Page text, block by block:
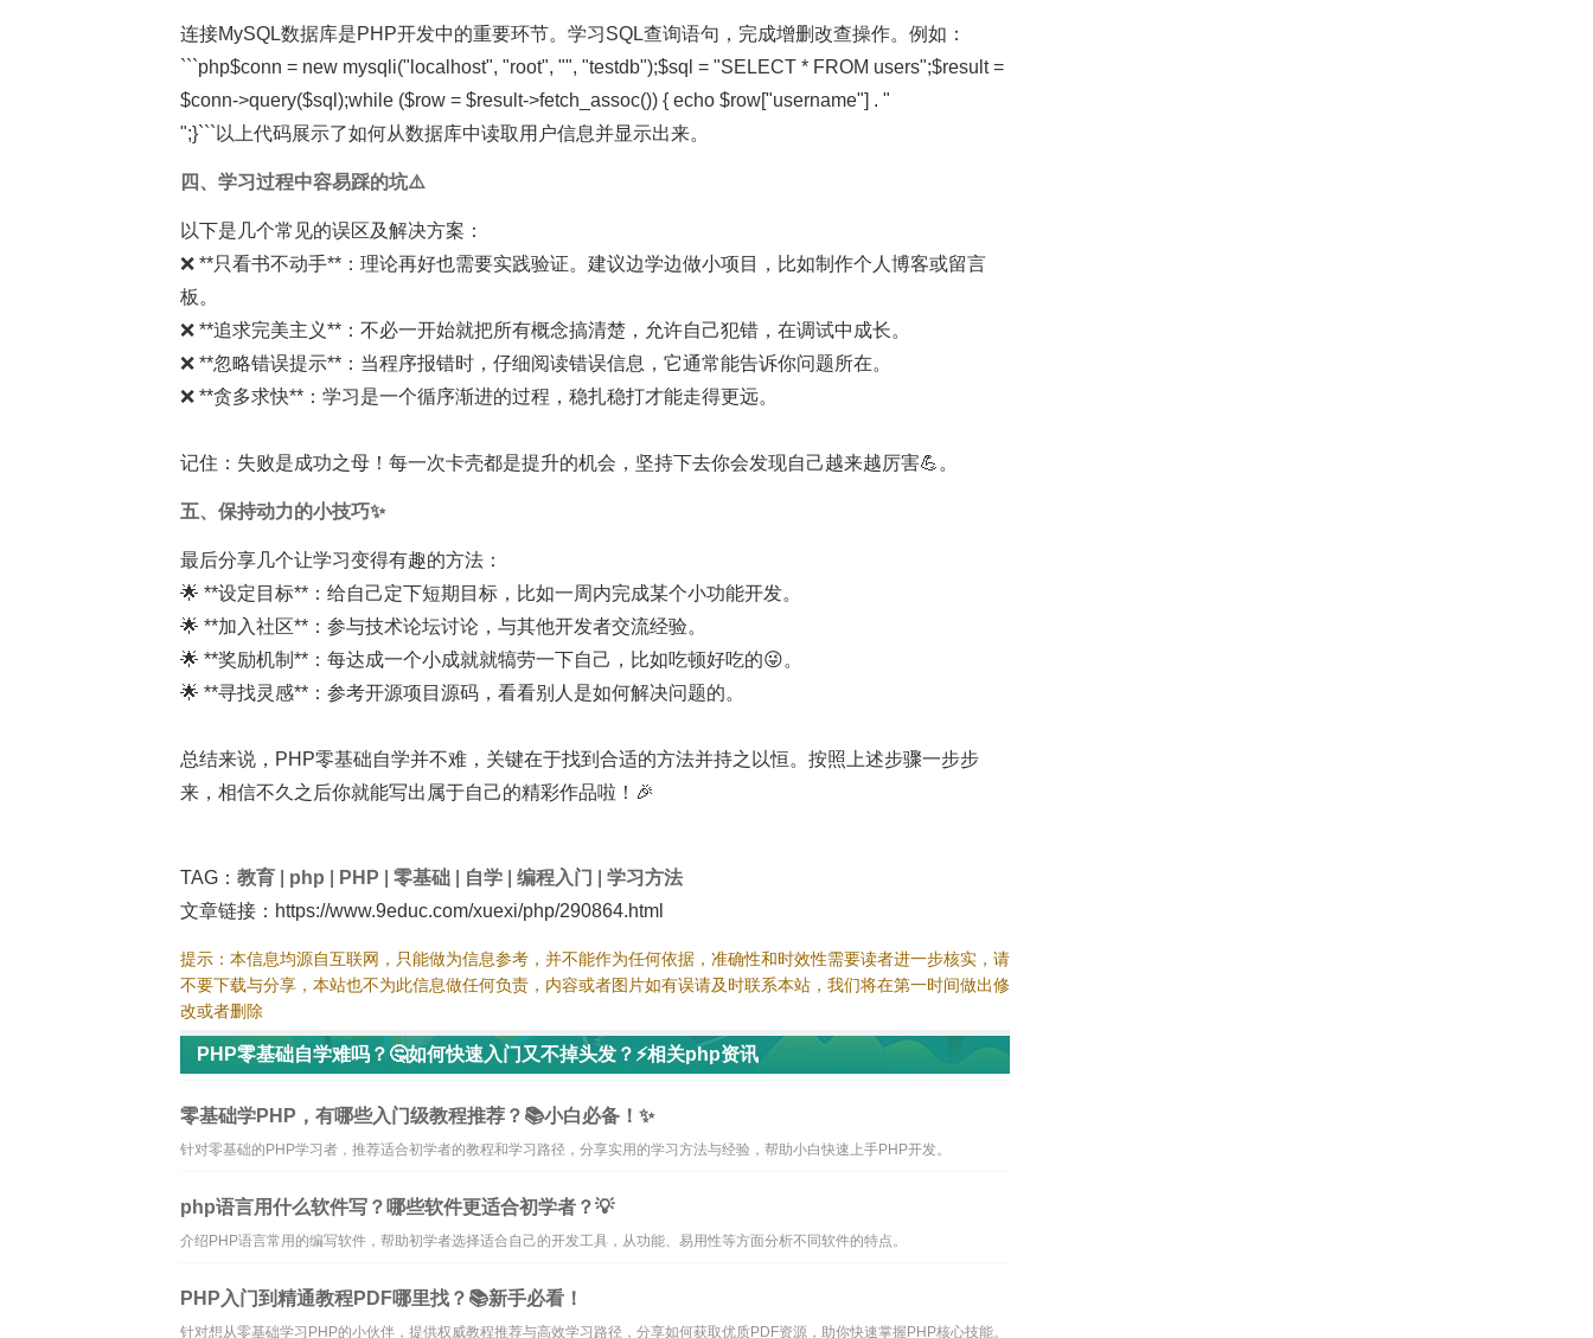
连接MySQL数据库是PHP开发中的重要环节。学习SQL查询语句，完成增删改查操作。例如：
```php$conn = new mysqli("localhost", "root", "", "testdb");$sql = "SELECT * FROM users";$result =
$conn->query($sql);while ($row = $result->fetch_assoc()) { echo $row["username"] . "
";}```以上代码展示了如何从数据库中读取用户信息并显示出来。
四、学习过程中容易踩的坑⚠️
以下是几个常见的误区及解决方案：
❌ **只看书不动手**：理论再好也需要实践验证。建议边学边做小项目，比如制作个人博客或留言
板。
❌ **追求完美主义**：不必一开始就把所有概念搞清楚，允许自己犯错，在调试中成长。
❌ **忽略错误提示**：当程序报错时，仔细阅读错误信息，它通常能告诉你问题所在。
❌ **贪多求快**：学习是一个循序渐进的过程，稳扎稳打才能走得更远。
记住：失败是成功之母！每一次卡壳都是提升的机会，坚持下去你会发现自己越来越厉害💪。
五、保持动力的小技巧✨
最后分享几个让学习变得有趣的方法：
🌟 **设定目标**：给自己定下短期目标，比如一周内完成某个小功能开发。
🌟 **加入社区**：参与技术论坛讨论，与其他开发者交流经验。
🌟 **奖励机制**：每达成一个小成就就犒劳一下自己，比如吃顿好吃的😜。
🌟 **寻找灵感**：参考开源项目源码，看看别人是如何解决问题的。
总结来说，PHP零基础自学并不难，关键在于找到合适的方法并持之以恒。按照上述步骤一步步
来，相信不久之后你就能写出属于自己的精彩作品啦！🎉
TAG： 教育 php PHP 零基础 自学 编程入门
学习方法
文章链接：https://www.9educ.com/xuexi/php/290864.html
提示：本信息均源自互联网，只能做为信息参考，并不能作为任何依据，准确性和时效性需要读者进一步核实，请
不要下载与分享，本站也不为此信息做任何负责，内容或者图片如有误请及时联系本站，我们将在第一时间做出修
改或者删除
PHP零基础自学难吗？🤔如何快速入门又不掉头发？⚡相关php资讯
零基础学PHP，有哪些入门级教程推荐？📚小白必备！✨
针对零基础的PHP学习者，推荐适合初学者的教程和学习路径，分享实用的学习方法与经验，帮助小白快速上手PHP开发。
php语言用什么软件写？哪些软件更适合初学者？💡
介绍PHP语言常用的编写软件，帮助初学者选择适合自己的开发工具，从功能、易用性等方面分析不同软件的特点。
PHP入门到精通教程PDF哪里找？📚新手必看！
针对想从零基础学习PHP的小伙伴，提供权威教程推荐与高效学习路径，分享如何获取优质PDF资源，助你快速掌握PHP核心技能。